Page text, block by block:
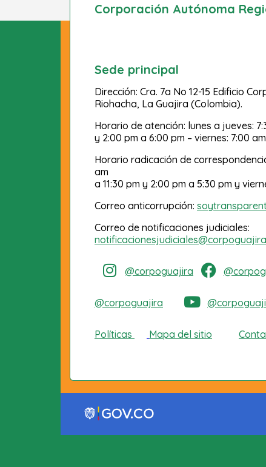
Corporación Autónoma
Sede principal
Dirección: Cra. 7a No 12-15 Edificio
Riohacha, La Guajira (Colombia).
Horario de atención: lunes a jueves:
y 2:00 pm a 6:00 pm – viernes: 7:00
Horario radicación de
am
a 11:30 pm y 2:00 pm a 5:30 pm y
Correo anticorrupción:
Correo de notificaciones judiciales:
@corpoguajira
@corpoguajira
Políticas Mapa del sitio